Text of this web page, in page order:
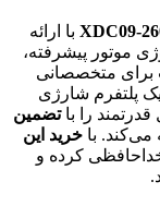
با ارائه
موتور پیشرفته،
برای متخصصانی
پلتفرم شارژی
را باتضمین
با خرید این
کرده و